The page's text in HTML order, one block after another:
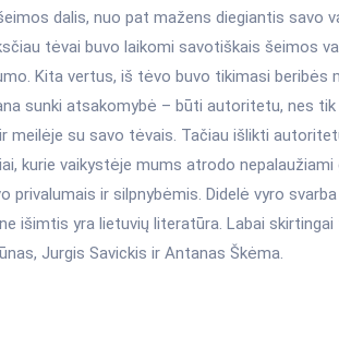
dalis, nuo pat mažens diegiantis savo
tėvai buvo laikomi savotiškais šeimos
Kita vertus, iš tėvo buvo tikimasi beribės
sunki atsakomybė – būti autoritetu, nes
meilėje su savo tėvais. Tačiau išlikti
kurie vaikystėje mums atrodo nepalaužiami
privalumais ir silpnybėmis. Didelė vyro
išimtis yra lietuvių literatūra. Labai
Jurgis Savickis ir Antanas Škėma.